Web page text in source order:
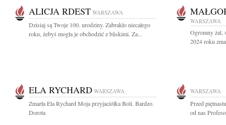
ALICJA RDEST WARSZAWA
Dzisiaj są Twoje 100. urodziny. Zabrakło niecałego
roku, żebyś mogła je obchodzić z bliskimi. Za...
WARSZAWA
Ogromny żal,
2024 roku
ELA RYCHARD WARSZAWA
Zmarła Ela Rychard Moja przyjaciółka Boli. Bardzo.
Dorota
WARSZAWA
Przed
od nas